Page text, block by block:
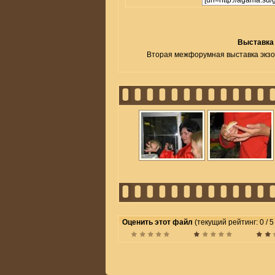
Вторая межфорумная выставка
Оценить этот файл (текущий рейтинг: 0 /